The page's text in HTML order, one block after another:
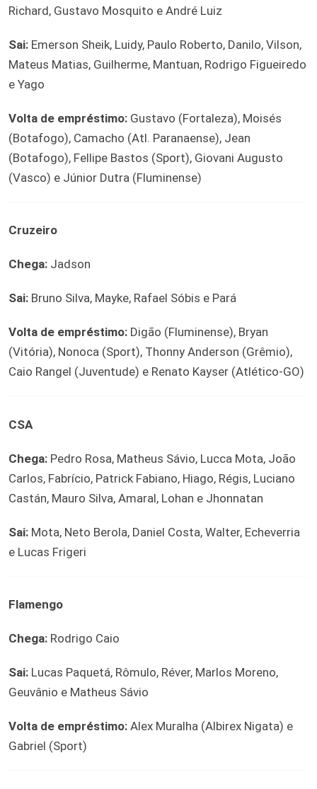
Richard, Gustavo Mosquito e André Luiz
Sai: Emerson Sheik, Luidy, Paulo Roberto, Danilo, Vilson,
Mateus Matias, Guilherme, Mantuan, Rodrigo Figueiredo
e Yago
Volta de empréstimo: Gustavo (Fortaleza), Moisés
(Botafogo), Camacho (Atl. Paranaense), Jean
(Botafogo), Fellipe Bastos (Sport), Giovani Augusto
(Vasco) e Júnior Dutra (Fluminense)
Cruzeiro
Chega: Jadson
Sai: Bruno Silva, Mayke, Rafael Sóbis e Pará
Volta de empréstimo: Digão (Fluminense), Bryan
(Vitória), Nonoca (Sport), Thonny Anderson (Grêmio),
Caio Rangel (Juventude) e Renato Kayser (Atlético-GO)
CSA
Chega: Pedro Rosa, Matheus Sávio, Lucca Mota, João
Carlos, Fabrício, Patrick Fabiano, Hiago, Régis, Luciano
Castán, Mauro Silva, Amaral, Lohan e Jhonnatan
Sai: Mota, Neto Berola, Daniel Costa, Walter, Echeverria
e Lucas Frigeri
Flamengo
Chega: Rodrigo Caio
Sai: Lucas Paquetá, Rômulo, Réver, Marlos Moreno,
Geuvânio e Matheus Sávio
Volta de empréstimo: Alex Muralha (Albirex Nigata) e
Gabriel (Sport)